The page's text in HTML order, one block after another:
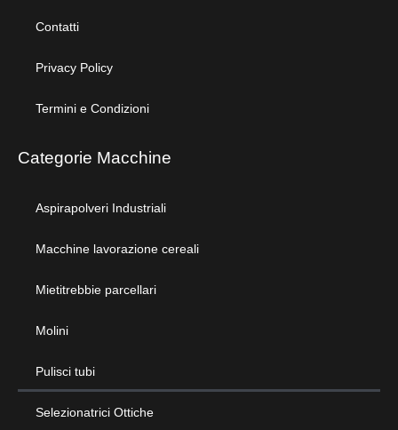
Contatti
Privacy Policy
Termini e Condizioni
Categorie Macchine
Aspirapolveri Industriali
Macchine lavorazione cereali
Mietitrebbie parcellari
Molini
Pulisci tubi
Selezionatrici Ottiche